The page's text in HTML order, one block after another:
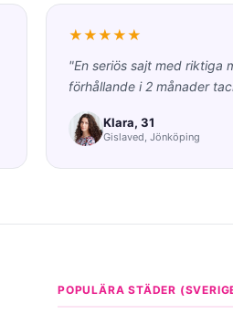
★★★★★
"En seriös sajt med riktiga
förhållande i 2 månader
Klara, 31
Gislaved, Jönköping
POPULÄRA STÄDER